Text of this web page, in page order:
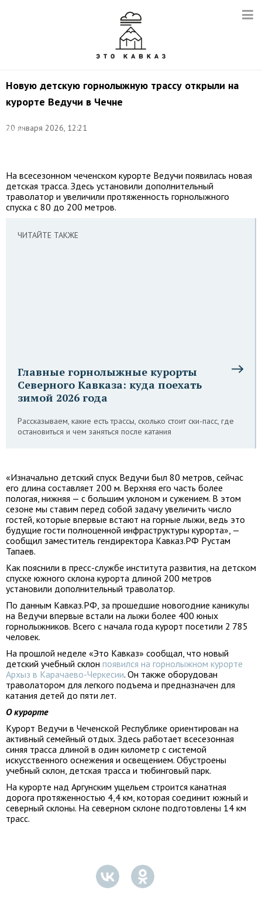
Новую детскую горнолыжную трассу открыли на
курорте Ведучи в Чечне
20 января 2026, 12:21
Фото:
На всесезонном чеченском курорте Ведучи появилась новая
детская трасса. Здесь установили дополнительный
траволатор и увеличили протяженность горнолыжного
спуска с 80 до 200 метров.
ЧИТАЙТЕ ТАКЖЕ
Главные горнолыжные курорты
Северного Кавказа: куда поехать
зимой 2026 года
Рассказываем, какие есть трассы, сколько стоит ски-пасс, где
остановиться и чем заняться после катания
«Изначально детский спуск Ведучи был 80 метров, сейчас
его длина составляет 200 м. Верхняя его часть более
пологая, нижняя — с большим уклоном и сужением. В этом
сезоне мы ставим перед собой задачу увеличить число
гостей, которые впервые встают на горные лыжи, ведь это
будущие гости полноценной инфраструктуры курорта», —
сообщил заместитель гендиректора Кавказ.РФ Рустам
Тапаев.
Как пояснили в пресс-службе института развития, на детском
спуске южного склона курорта длиной 200 метров
установили дополнительный траволатор.
По данным Кавказ.РФ, за прошедшие новогодние каникулы
на Ведучи впервые встали на лыжи более 400 юных
горнолыжников. Всего с начала года курорт посетили 2 785
человек.
На прошлой неделе «Это Кавказ» сообщал, что новый
детский учебный склон появился на горнолыжном курорте
Архыз в Карачаево-Черкесии. Он также оборудован
траволатором для легкого подъема и предназначен для
катания детей до пяти лет.
О курорте
Курорт Ведучи в Чеченской Республике ориентирован на
активный семейный отдых. Здесь работает всесезонная
синяя трасса длиной в один километр с системой
искусственного оснежения и освещением. Обустроены
учебный склон, детская трасса и тюбинговый парк.
На курорте над Аргунским ущельем строится канатная
дорога протяженностью 4,4 км, которая соединит южный и
северный склоны. На северном склоне подготовлены 14 км
трасс.